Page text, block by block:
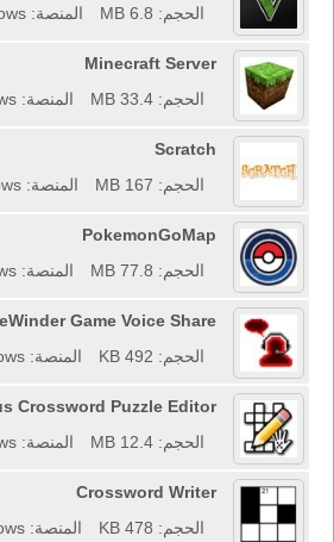
الحجم: 6.8 MB
المنصة: Windows
Minecraft Server
الحجم: 33.4 MB
المنصة: Windows
Scratch
الحجم: 167 MB
المنصة: Windows
PokemonGoMap
الحجم: 77.8 MB
المنصة: Windows
Game Voice Share
الحجم: 492 KB
المنصة: Windows
Crossword Puzzle Editor
الحجم: 12.4 MB
المنصة: Windows
Crossword Writer
الحجم: 478 KB
المنصة: Windows